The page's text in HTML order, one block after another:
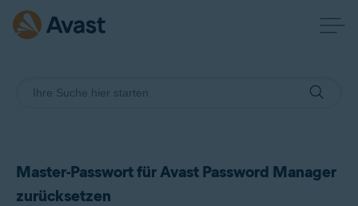
Master-Passwort für Avast Password Manager
zurücksetzen